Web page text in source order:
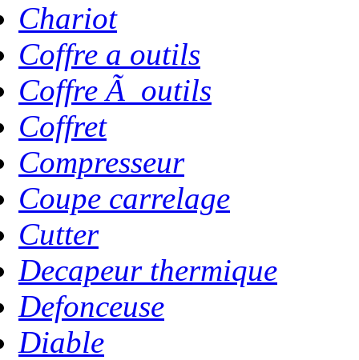
Chariot
Coffre a outils
Coffre Ã outils
Coffret
Compresseur
Coupe carrelage
Cutter
Decapeur thermique
Defonceuse
Diable